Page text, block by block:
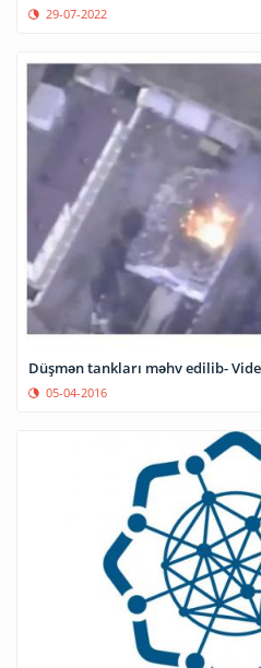
29-07-2022
Düşmən tankları məhv edilib-
05-04-2016